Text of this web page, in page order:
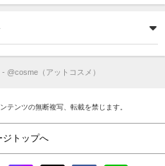
@cosme（アットコスメ）
テンツの無断複写、転載を禁じます。
ジトップへ